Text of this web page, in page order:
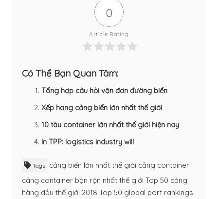
0
Article Rating
Có Thể Bạn Quan Tâm:
Tổng hợp câu hỏi vận đơn đường biển
Xếp hạng cảng biển lớn nhất thế giới
10 tàu container lớn nhất thế giới hiện nay
In TPP: logistics industry will
Tags cảng biển lớn nhất thế giới cảng container
cảng container bận rộn nhất thế giới Top 50 cảng
hàng đầu thế giới 2018 Top 50 global port rankings